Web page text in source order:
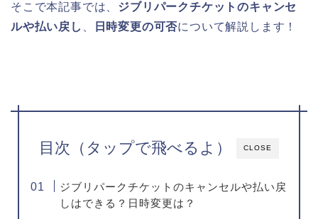
そこで本記事では、 ジブリパークチケットのキャンセ
ルや払い戻し 、 日時変更の可否について解説します！
CLOSE
目次（タップで飛べるよ）
ジブリパークチケットのキャンセルや払い戻
しはできる？日時変更は？